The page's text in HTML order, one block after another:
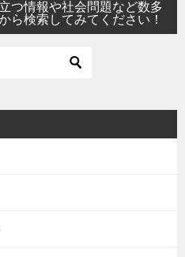
つ情報や社会問題など数多
ら検索してみてください！